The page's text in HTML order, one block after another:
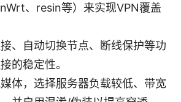
、resin等）来实现VPN覆盖
、自动切换节点、断线保护等功
的稳定性。
体，选择服务器负载较低、带宽